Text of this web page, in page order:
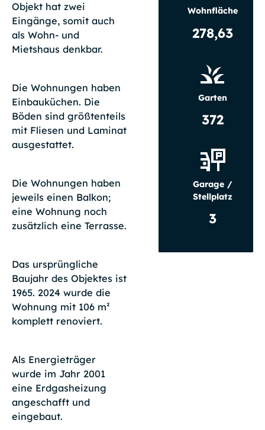
Objekt hat zwei
Eingänge, somit auch
als Wohn- und
Mietshaus denkbar.
Die Wohnungen haben
Einbauküchen. Die
Böden sind größtenteils
mit Fliesen und Laminat
ausgestattet.
Die Wohnungen haben
jeweils einen Balkon;
eine Wohnung noch
zusätzlich eine Terrasse.
Das ursprüngliche
Baujahr des Objektes ist
1965. 2024 wurde die
Wohnung mit 106 m²
komplett renoviert.
Als Energieträger
wurde im Jahr 2001
eine Erdgasheizung
angeschafft und
eingebaut.
Wohnfläche
278,63
Garten
372
Garage /
Stellplatz
3